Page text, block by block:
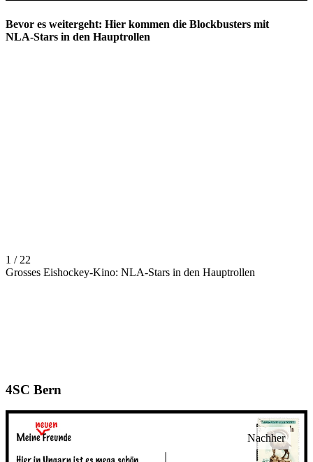
Bevor es weitergeht: Hier kommen die Blockbusters mit
NLA-Stars in den Hauptrollen
1 / 22
Grosses Eishockey-Kino: NLA-Stars in den Hauptrollen
SC Bern